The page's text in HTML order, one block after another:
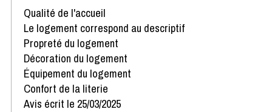
Qualité de l'accueil
Le logement correspond au descriptif
Propreté du logement
Décoration du logement
Équipement du logement
Confort de la literie
Avis écrit le 25/03/2025